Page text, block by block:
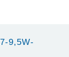
9,5W-